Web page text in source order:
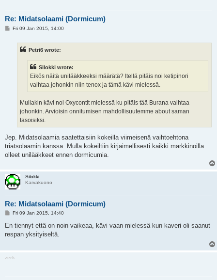
Re: Midatsolaami (Dormicum)
PFri 09 Jan 2015, 14:00
Petri6 wrote:
Silokki wrote:
Eikös näitä unilääkkeeksi määrätä? Itellä pitäis noi ketipinori
vaihtaa johonkin niin tenox ja tämä kävi mielessä.
Mullakin kävi noi Oxycontit mielessä ku pitäis tää Burana vaihtaa
johonkin. Arvioisin onnitumisen mahdollisuutemme about saman
tasoisiksi.
Jep. Midatsolaamia saatettaisiin kokeilla viimeisenä vaihtoehtona
triatsolaamin kanssa. Mulla kokeiltiin kirjaimellisesti kaikki markkinoilla
olleet unilääkkeet ennen dormicumia.
Silokki
Karvakuono
Re: Midatsolaami (Dormicum)
P
s
Fri 09 Jan 2015, 14:40
En tiennyt että on noin vaikeaa, kävi vaan mielessä kun kaveri oli saanut
respan yksityiseltä.
zerk